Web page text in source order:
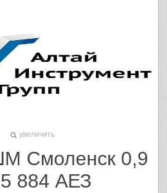
увеличить
Смоленск 0,9
884 АЕЗ